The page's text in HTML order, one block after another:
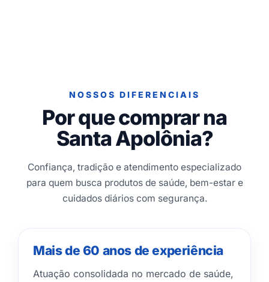
NOSSOS DIFERENCIAIS
Por que comprar na
Santa Apolônia?
Confiança, tradição e atendimento especializado
para quem busca produtos de saúde, bem-estar e
cuidados diários com segurança.
Mais de 60 anos de experiência
Atuação consolidada no mercado de saúde,